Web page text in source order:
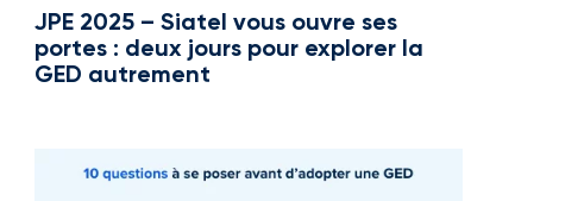
JPE 2025 – Siatel vous ouvre ses
portes : deux jours pour explorer la
GED autrement